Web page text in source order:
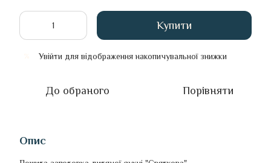
Купити
Увійти для відображення накопичувальної знижки
До обраного Порівняти
Опис